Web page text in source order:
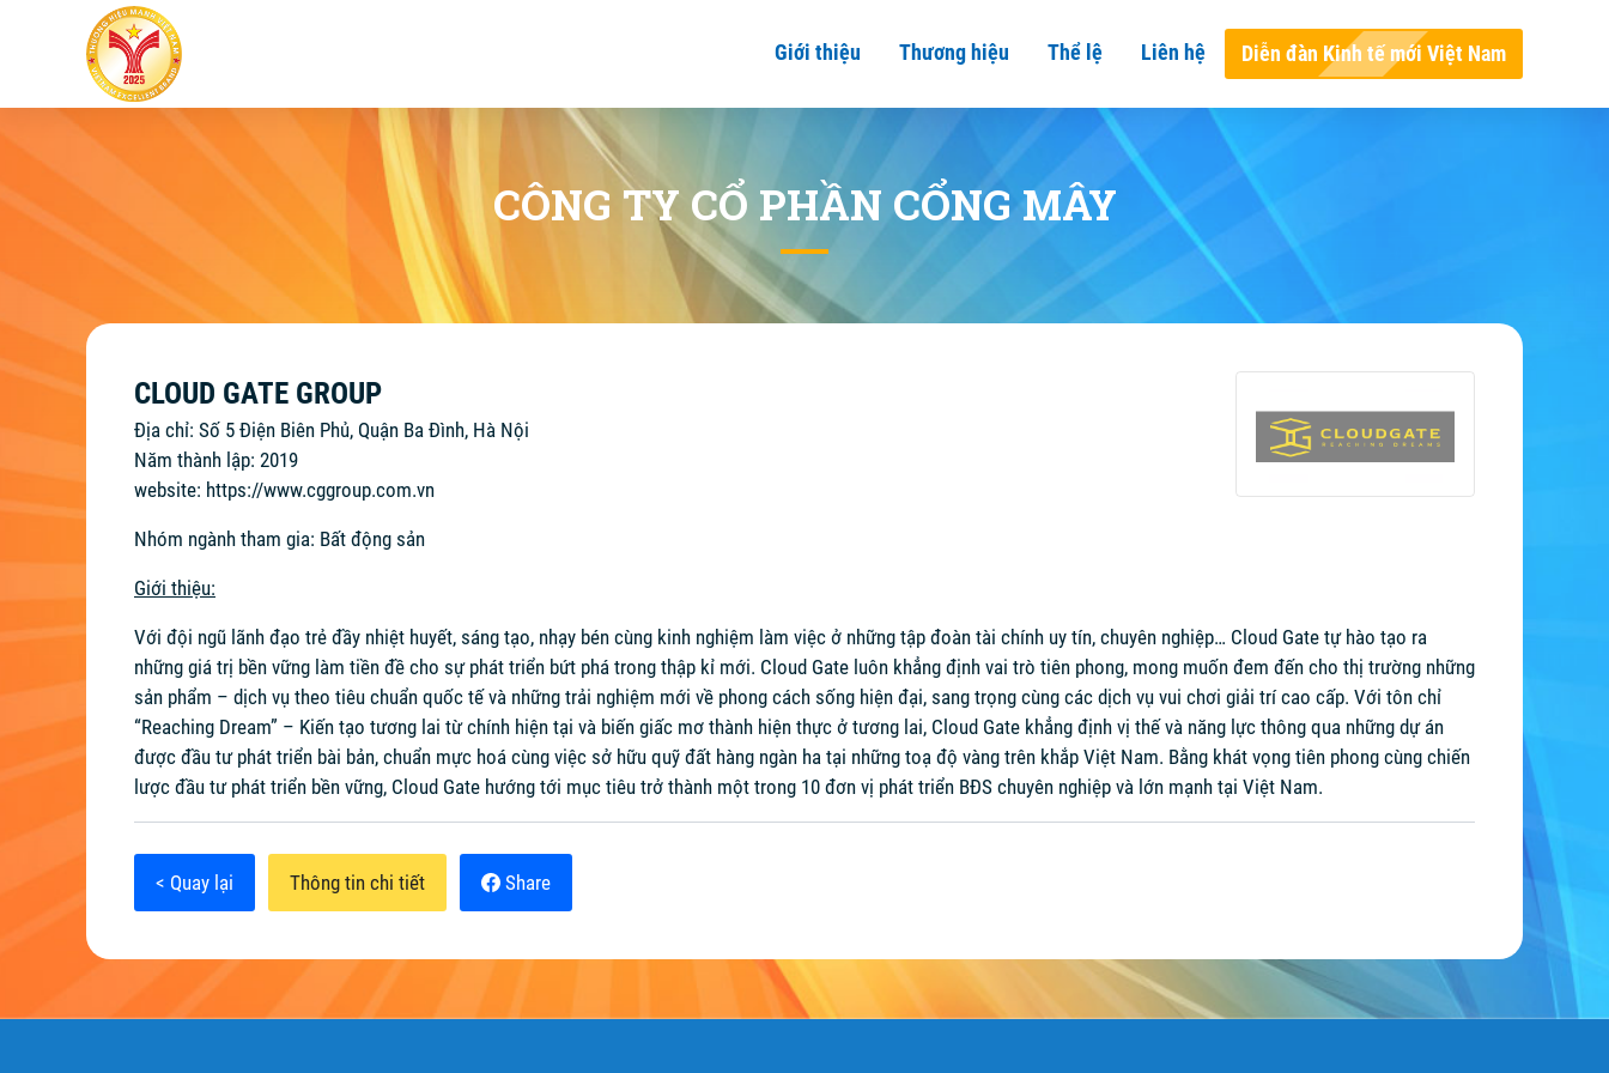
Giới thiệu Thương hiệu Thể lệ Liên hệ Diễn đàn Kinh tế mới Việt Nam
CÔNG TY CỔ PHẦN CỔNG MÂY
CLOUD GATE GROUP
Địa chỉ: Số 5 Điện Biên Phủ, Quận Ba Đình, Hà Nội
Năm thành lập: 2019
website: https://www.cggroup.com.vn
Nhóm ngành tham gia: Bất động sản
Giới thiệu:
Với đội ngũ lãnh đạo trẻ đầy nhiệt huyết, sáng tạo, nhạy bén cùng kinh nghiệm làm việc ở những tập đoàn tài chính uy tín, chuyên nghiệp… Cloud Gate tự hào tạo ra
những giá trị bền vững làm tiền đề cho sự phát triển bứt phá trong thập kỉ mới. Cloud Gate luôn khẳng định vai trò tiên phong, mong muốn đem đến cho thị trường những
sản phẩm – dịch vụ theo tiêu chuẩn quốc tế và những trải nghiệm mới về phong cách sống hiện đại, sang trọng cùng các dịch vụ vui chơi giải trí cao cấp. Với tôn chỉ
“Reaching Dream” – Kiến tạo tương lai từ chính hiện tại và biến giấc mơ thành hiện thực ở tương lai, Cloud Gate khẳng định vị thế và năng lực thông qua những dự án
được đầu tư phát triển bài bản, chuẩn mực hoá cùng việc sở hữu quỹ đất hàng ngàn ha tại những toạ độ vàng trên khắp Việt Nam. Bằng khát vọng tiên phong cùng chiến
lược đầu tư phát triển bền vững, Cloud Gate hướng tới mục tiêu trở thành một trong 10 đơn vị phát triển BĐS chuyên nghiệp và lớn mạnh tại Việt Nam.
< Quay lại Thông tin chi tiết Share